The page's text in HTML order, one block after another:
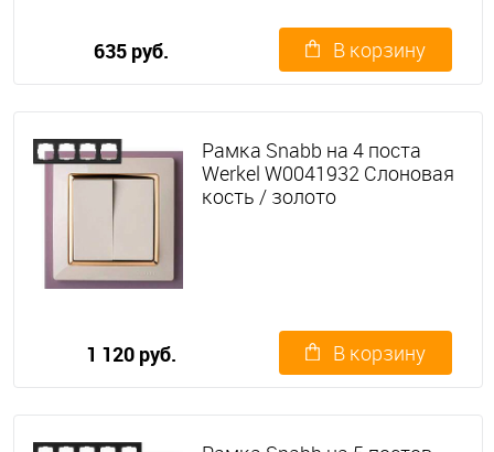
635 руб. В корзину
Рамка Snabb на 4 поста
Werkel W0041932 Слоновая
кость / золото
1 120 руб. В корзину